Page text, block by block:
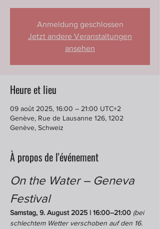
Anmeldung geschlossen
Jetzt andere Veranstaltungen
ansehen
Heure et lieu
09 août 2025, 16:00 – 21:00 UTC+2
Genève, Rue de Lausanne 126, 1202
Genève, Schweiz
À propos de l'événement
On the Water – Geneva
Festival
Samstag, 9. August 2025 | 16:00–21:00 (bei
schlechtem Wetter verschoben auf den 16.